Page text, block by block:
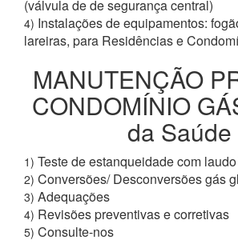
(válvula de de segurança central)
4) Instalações de equipamentos:
lareiras, para Residências e
MANUTENÇÃO
CONDOMÍNIO
da Saúde
1) Teste de estanqueidade com
2) Conversões/ Desconversões gás
3) Adequações
4) Revisões preventivas e corretivas
5) Consulte-nos